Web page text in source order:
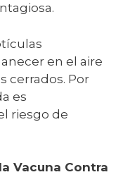
en el aire
cerrados. Por
es
riesgo de
Vacuna Contra